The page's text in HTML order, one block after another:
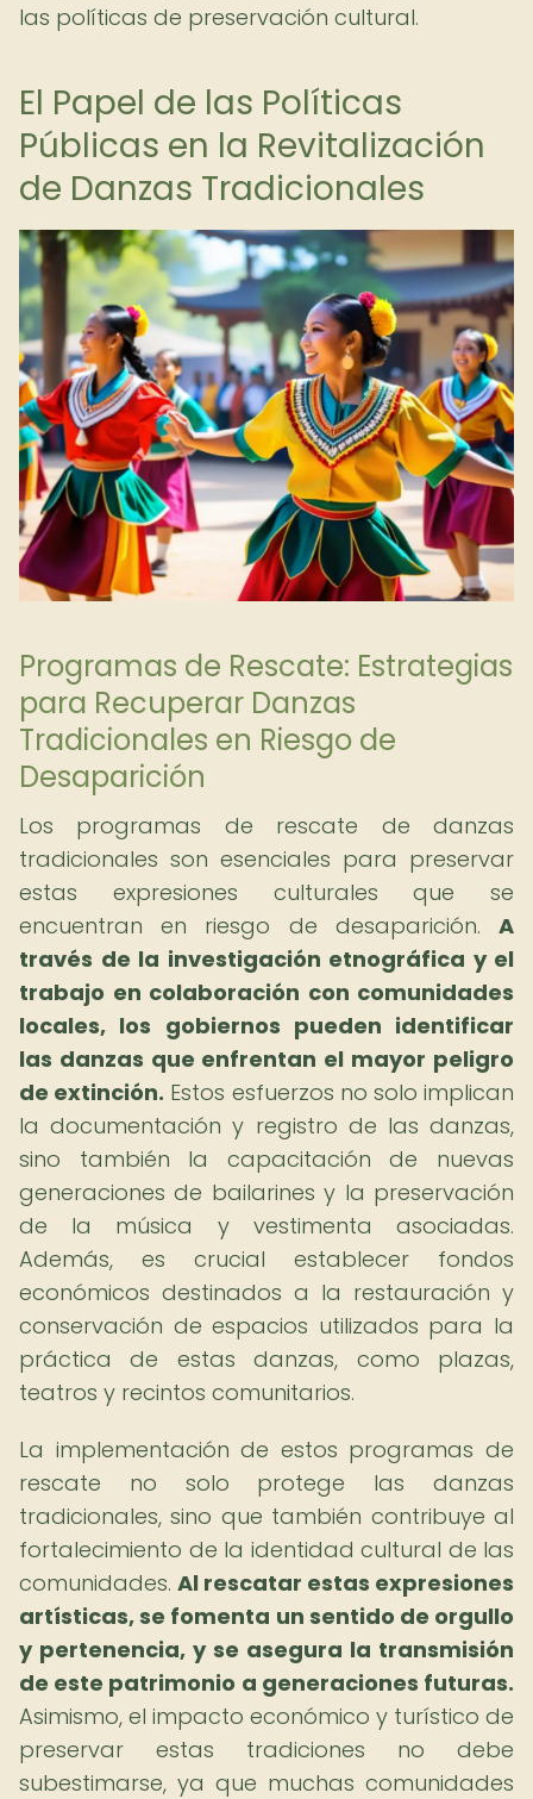
las políticas de preservación cultural.
El Papel de las Políticas
Públicas en la Revitalización
de Danzas Tradicionales
Programas de Rescate: Estrategias
para Recuperar Danzas
Tradicionales en Riesgo de
Desaparición
Los programas de rescate de danzas
tradicionales son esenciales para preservar
estas expresiones culturales que se
encuentran en riesgo de desaparición. A
través de la investigación etnográfica y el
trabajo en colaboración con comunidades
locales, los gobiernos pueden identificar
las danzas que enfrentan el mayor peligro
de extinción. Estos esfuerzos no solo implican
la documentación y registro de las danzas,
sino también la capacitación de nuevas
generaciones de bailarines y la preservación
de la música y vestimenta asociadas.
Además, es crucial establecer fondos
económicos destinados a la restauración y
conservación de espacios utilizados para la
práctica de estas danzas, como plazas,
teatros y recintos comunitarios.
La implementación de estos programas de
rescate no solo protege las danzas
tradicionales, sino que también contribuye al
fortalecimiento de la identidad cultural de las
comunidades. Al rescatar estas expresiones
artísticas, se fomenta un sentido de orgullo
y pertenencia, y se asegura la transmisión
de este patrimonio a generaciones futuras.
Asimismo, el impacto económico y turístico de
preservar estas tradiciones no debe
subestimarse, ya que muchas comunidades